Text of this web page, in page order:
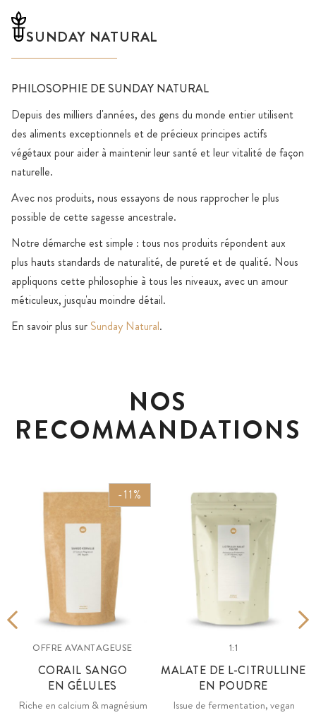
SUNDAY NATURAL
PHILOSOPHIE DE SUNDAY NATURAL
Depuis des milliers d'années, des gens du monde entier utilisent
des aliments exceptionnels et de précieux principes actifs
végétaux pour aider à maintenir leur santé et leur vitalité de façon
naturelle.
Avec nos produits, nous essayons de nous rapprocher le plus
possible de cette sagesse ancestrale.
Notre démarche est simple : tous nos produits répondent aux
plus hauts standards de naturalité, de pureté et de qualité. Nous
appliquons cette philosophie à tous les niveaux, avec un amour
méticuleux, jusqu'au moindre détail.
En savoir plus sur Sunday Natural.
NOS
RECOMMANDATIONS
-11%
OFFRE AVANTAGEUSE
CORAIL SANGO
EN GÉLULES
Riche en calcium & magnésium
1:1
MALATE DE L-CITRULLINE
EN POUDRE
Issue de fermentation, vegan